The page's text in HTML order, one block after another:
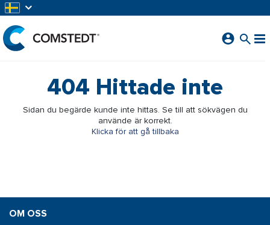
404 Hittade inte
Sidan du begärde kunde inte hittas. Se till att sökvägen du
använde är korrekt.
Klicka för att gå tillbaka
OM OSS